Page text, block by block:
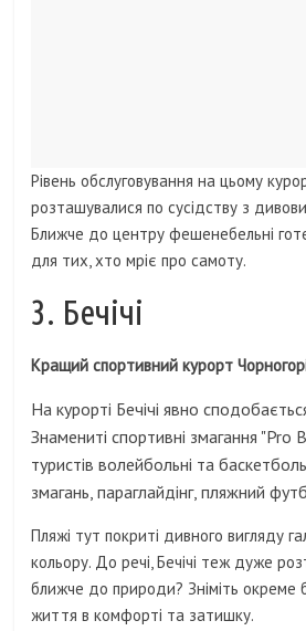
Рівень обслуговування на цьому
розташувалися по сусідству з
Ближче до центру фешенебельні
для тих, хто мріє про самоту.
3. Бечічі
Кращий спортивний курорт
На курорті Бечічі явно
Знамениті спортивні змагання
туристів волейбольні та
змагань, параглайдінг, пляжний
Пляжі тут покриті дивного вигляду
кольору. До речі, Бечічі теж дуже
ближче до природи? Зніміть окреме
життя в комфорті та затишку.